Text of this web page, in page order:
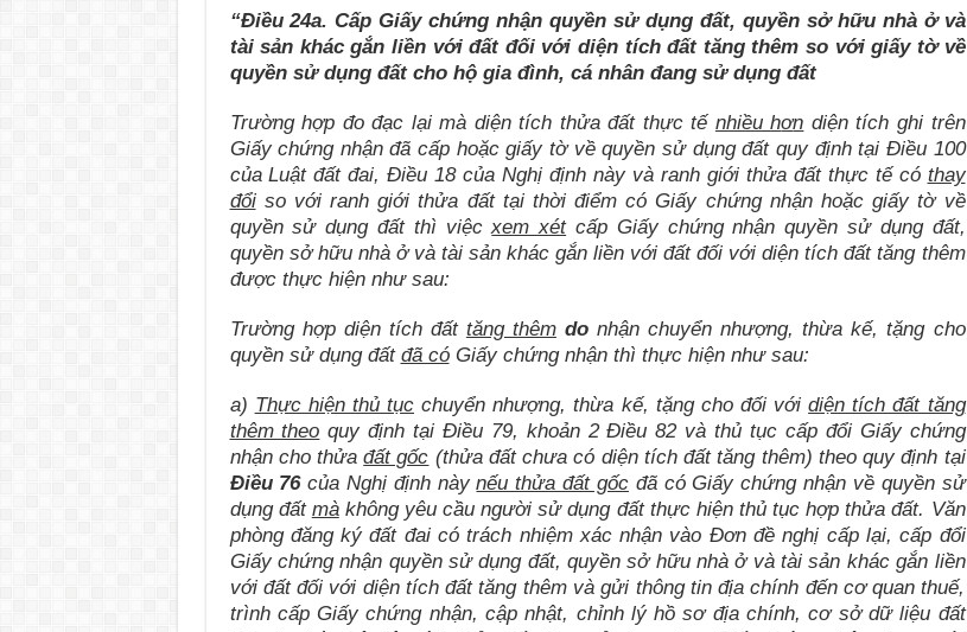
“Điều 24a. Cấp Giấy chứng nhận quyền sử dụng đất, quyền sở hữu nhà ở và
tài sản khác gắn liền với đất đối với diện tích đất tăng thêm so với giấy tờ về
quyền sử dụng đất cho hộ gia đình, cá nhân đang sử dụng đất
Trường hợp đo đạc lại mà diện tích thửa đất thực tế nhiều hơn diện tích ghi trên
Giấy chứng nhận đã cấp hoặc giấy tờ về quyền sử dụng đất quy định tại Điều 100
của Luật đất đai, Điều 18 của Nghị định này và ranh giới thửa đất thực tế có thay
đổiso với ranh giới thửa đất tại thời điểm có Giấy chứng nhận hoặc giấy tờ về
quyền sử dụng đất thì việcxem xétcấp Giấy chứng nhận quyền sử dụng đất,
quyền sở hữu nhà ở và tài sản khác gắn liền với đất đối với diện tích đất tăng thêm
được thực hiện như sau:
Trường hợp diện tích đất tăng thêm do nhận chuyển nhượng, thừa kế, tặng cho
quyền sử dụng đất đã cóGiấy chứng nhận thì thực hiện như sau:
a) Thực hiện thủ tục chuyển nhượng, thừa kế, tặng cho đối vớidiện tích đất tăng
thêm theo quy định tại Điều 79, khoản 2 Điều 82 và thủ tục cấp đổi Giấy chứng
nhận cho thửađất gốc (thửa đất chưa có diện tích đất tăng thêm) theo quy định tại
Điều 76của Nghị định nàynếu thửa đất gốcđã có Giấy chứng nhận về quyền sử
dụng đất màkhông yêu cầu người sử dụng đất thực hiện thủ tục hợp thửa đất. Văn
phòng đăng ký đất đai có trách nhiệm xác nhận vào Đơn đề nghị cấp lại, cấp đổi
Giấy chứng nhận quyền sử dụng đất, quyền sở hữu nhà ở và tài sản khác gắn liền
với đất đối với diện tích đất tăng thêm và gửi thông tin địa chính đến cơ quan thuế,
trình cấp Giấy chứng nhận, cập nhật, chỉnh lý hồ sơ địa chính, cơ sở dữ liệu đất